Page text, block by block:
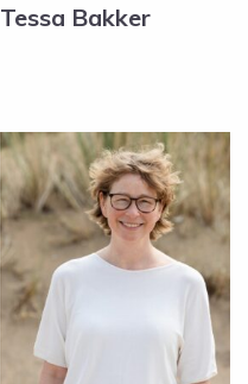
Tessa Bakker